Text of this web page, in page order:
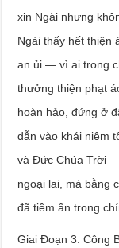
xin Ngài nhưng
Ngài thấy hết thiện
an ủi — vì ai trong
thưởng thiện phạt
hoàn hảo, đứng ở
dẫn vào khái niệm
và Đức Chúa Trời
ngoại lai, mà bằng
đã tiềm ẩn trong
Giai Đoạn 3: Công